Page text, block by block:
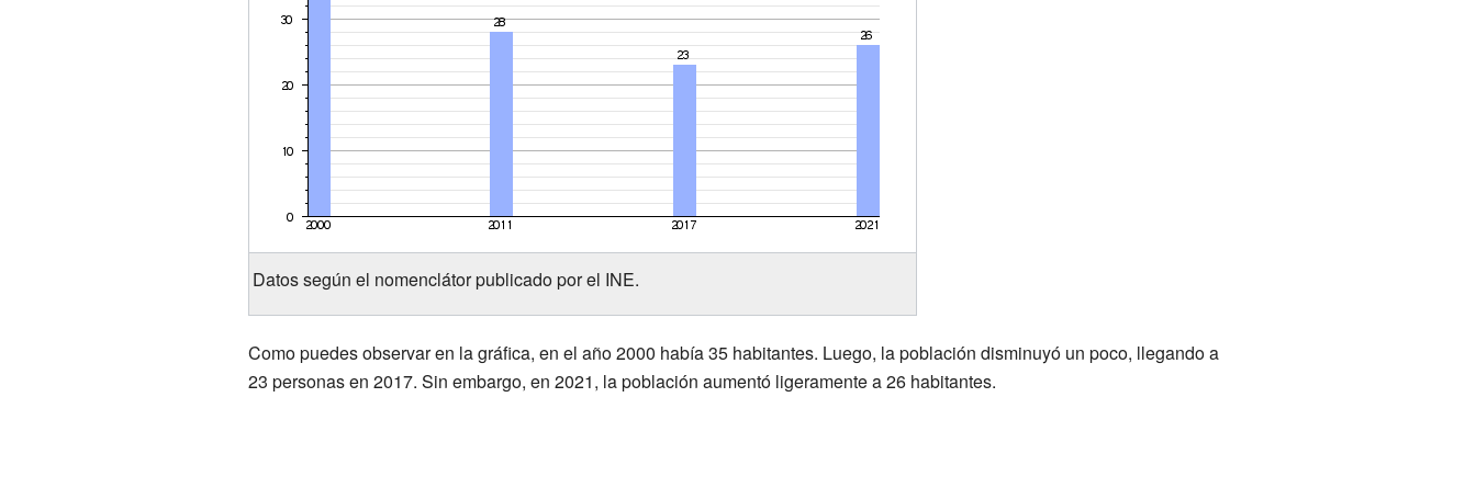
Datos según el nomenclátor publicado por el INE.
Como puedes observar en la gráfica, en el año 2000 había 35 habitantes. Luego, la población disminuyó un poco, llegando a
23 personas en 2017. Sin embargo, en 2021, la población aumentó ligeramente a 26 habitantes.